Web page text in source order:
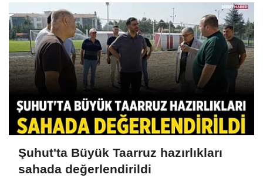
Şuhut'ta Büyük Taarruz hazırlıkları
sahada değerlendirildi